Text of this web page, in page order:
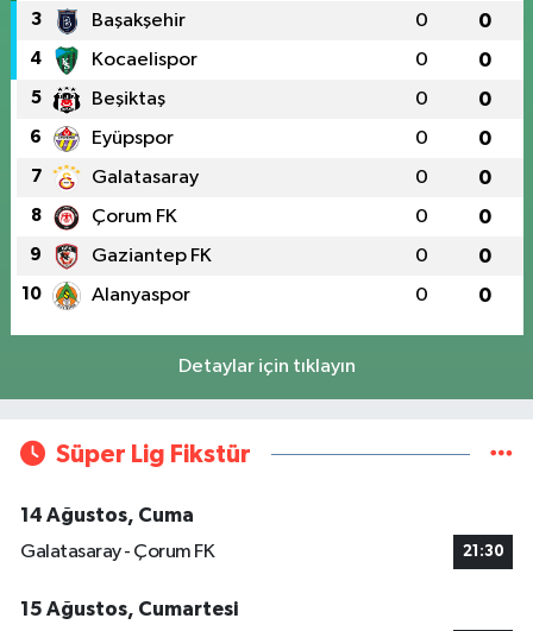
3 Başakşehir 0 0
4 Kocaelispor 0 0
5 Beşiktaş 0 0
6 Eyüpspor 0 0
7 Galatasaray 0 0
8 Çorum FK 0 0
9 Gaziantep FK 0 0
10 Alanyaspor 0 0
Detaylar için tıklayın
Süper Lig Fikstür
14 Ağustos, Cuma
Galatasaray - Çorum FK
21:30
15 Ağustos, Cumartesi